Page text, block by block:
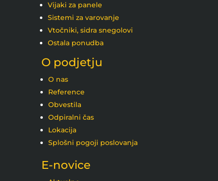
Vijaki za panele
Sistemi za varovanje
Vtočniki, sidra snegolovi
Ostala ponudba
O podjetju
O nas
Reference
Obvestila
Odpiralni čas
Lokacija
Splošni pogoji poslovanja
E-novice